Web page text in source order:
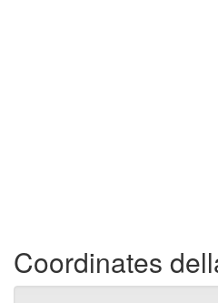
Coordinates